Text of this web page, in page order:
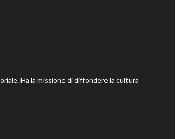
Ha la missione di diffondere la cultura